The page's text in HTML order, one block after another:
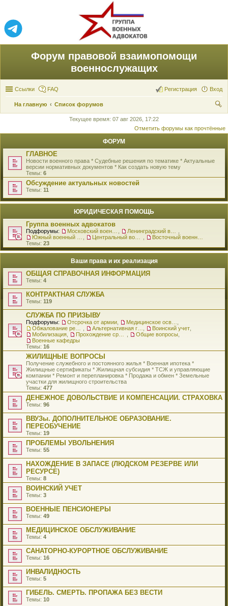
Форум правовой взаимопомощи
военнослужащих
Ссылки FAQ Вход
Регистрация
На главную
Список форумов
ск
Текущее время: 07 авг 2026, 17:22
Отметить форумы как прочтённые
ФОРУМ
ГЛАВНОЕ
Новости военного права * Судебные решения по тематике * Актуальные
версии нормативных документов * Как создать новую тему
Темы: 6
Обсуждение актуальных новостей
Темы: 11
ЮРИДИЧЕСКАЯ ПОМОЩЬ
Группа военных адвокатов
Подфорумы:
Темы: 23
Ваши права и их реализация
ОБЩАЯ СПРАВОЧНАЯ ИНФОРМАЦИЯ
Темы: 4
КОНТРАКТНАЯ СЛУЖБА
Темы: 119
СЛУЖБА ПО ПРИЗЫВУ
Подфорумы: Отсрочка от армии
Воинский учет
Мобилизация
Общие вопросы
Военные кафедры
Темы: 16
ЖИЛИЩНЫЕ ВОПРОСЫ
Получение служебного и постоянного жилья * Военная ипотека *
Жилищные сертификаты * Жилищная субсидия * ТСЖ и управляющие
компании * Ремонт и перепланировка * Продажа и обмен * Земельные
участки для жилищного строительства
Темы: 477
ДЕНЕЖНОЕ ДОВОЛЬСТВИЕ И КОМПЕНСАЦИИ. СТРАХОВКА
Темы: 96
ВВУЗы. ДОПОЛНИТЕЛЬНОЕ ОБРАЗОВАНИЕ.
ПЕРЕОБУЧЕНИЕ
Темы: 19
ПРОБЛЕМЫ УВОЛЬНЕНИЯ
Темы: 55
НАХОЖДЕНИЕ В ЗАПАСЕ (ЛЮДСКОМ РЕЗЕРВЕ ИЛИ
РЕСУРСЕ)
Темы: 8
ВОИНСКИЙ УЧЕТ
Темы: 3
ВОЕННЫЕ ПЕНСИОНЕРЫ
Темы: 49
МЕДИЦИНСКОЕ ОБСЛУЖИВАНИЕ
Темы: 4
САНАТОРНО-КУРОРТНОЕ ОБСЛУЖИВАНИЕ
Темы: 16
ИНВАЛИДНОСТЬ
Темы: 5
ГИБЕЛЬ. СМЕРТЬ. ПРОПАЖА БЕЗ ВЕСТИ
Темы: 10